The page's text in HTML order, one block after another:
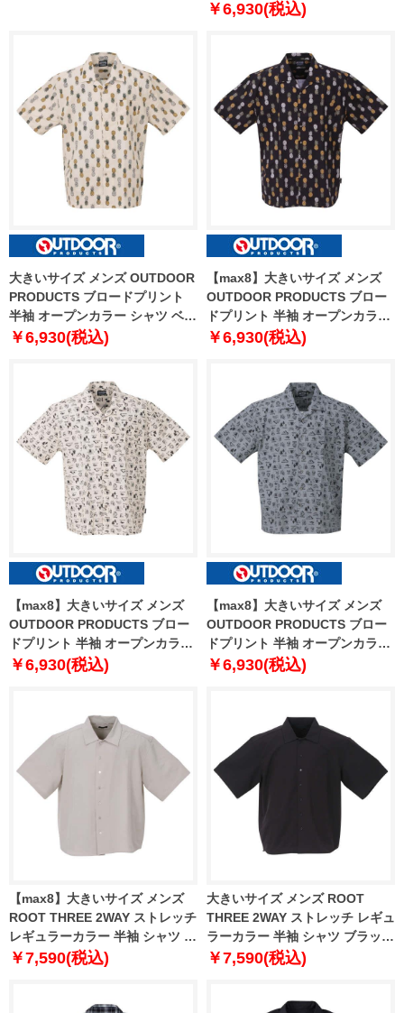
3221-2 3L 4L 5L 6L 7L 8L
￥6,930(税込)
大きいサイズ メンズ OUTDOOR
PRODUCTS ブロードプリント
半袖 オープンカラー シャツ ベー
ジュ 1257-3224-1 3L 4L 5L 6L
￥6,930(税込)
【max8】大きいサイズ メンズ
OUTDOOR PRODUCTS ブロー
ドプリント 半袖 オープンカラー
シャツ ブラック 1257-3224-2 3L
￥6,930(税込)
【max8】大きいサイズ メンズ
OUTDOOR PRODUCTS ブロー
ドプリント 半袖 オープンカラー
シャツ アイボリー 1257-3225-1
￥6,930(税込)
【max8】大きいサイズ メンズ
OUTDOOR PRODUCTS ブロー
ドプリント 半袖 オープンカラー
シャツ ブルーグレー 1257-3225-
￥6,930(税込)
【max8】大きいサイズ メンズ
ROOT THREE 2WAY ストレッチ
レギュラーカラー 半袖 シャツ ベ
ージュ 1257-3230-1 3L 4L 5L
￥7,590(税込)
大きいサイズ メンズ ROOT
THREE 2WAY ストレッチ レギュ
ラーカラー 半袖 シャツ ブラック
1257-3230-2 3L 4L 5L 6L 7L 8L
￥7,590(税込)